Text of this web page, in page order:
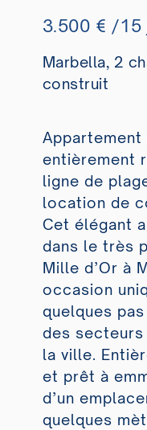
3.500 € /15
Marbella, 2
construit
Appartement
entièrement
ligne de
location de
Cet élégant
dans le très
Mille d’Or à
occasion
quelques
des
la ville.
et prêt à
d’un
quelques